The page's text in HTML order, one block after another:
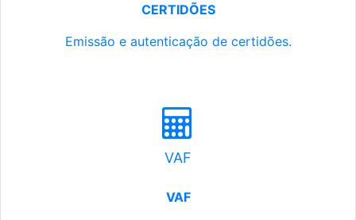
CERTIDÕES
Emissão e autenticação de certidões.
VAF
VAF